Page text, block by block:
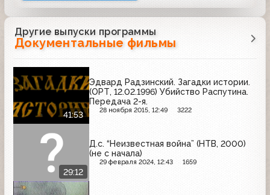
Другие выпуски программы
Документальные фильмы
41:53
Эдвард Радзинский. Загадки истории.
(ОРТ, 12.02.1996) Убийство Распутина.
Передача 2-я.
28 ноября 2015, 12:49 3222
29:12
Д.с. “Неизвестная война” (НТВ, 2000)
(не с начала)
29 февраля 2024, 12:43 1659